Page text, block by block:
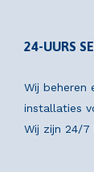
24-UURS
Wij beheren
installaties
Wij zijn 24/7